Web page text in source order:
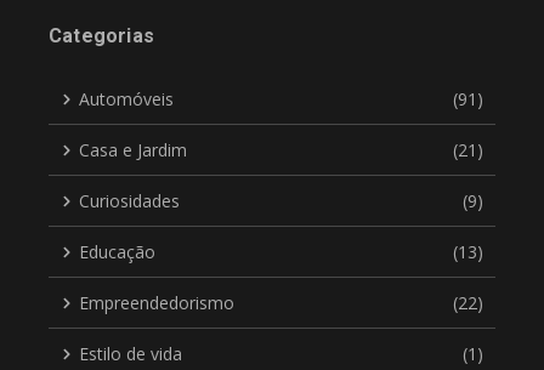
Categorias
Automóveis (91)
Casa e Jardim (21)
Curiosidades (9)
Educação (13)
Empreendedorismo (22)
Estilo de vida (1)